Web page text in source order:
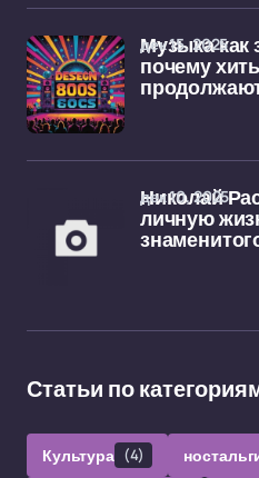
Музыка как
почему
дек 15, 2025
Николай
личную
дек 10, 2025
Статьи по
Культура (4)